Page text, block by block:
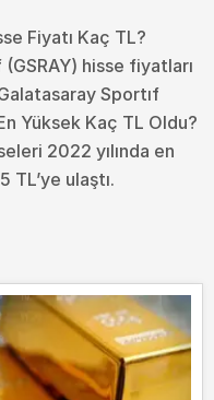
Fiyatı Kaç TL?
hisse fiyatları
Sportıf
Yüksek Kaç TL Oldu?
2022 yılında en
TL’ye ulaştı.